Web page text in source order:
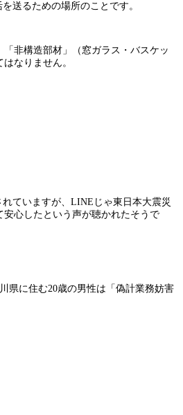
送るための場所のことです。
非構造部材」（窓ガラス・バスケッ
なりません。
ていますが、LINEじゃ東日本大震災
心したという声が聴かれたそうで
県に住む20歳の男性は「偽計業務妨害